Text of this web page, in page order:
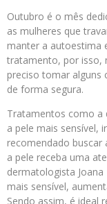
Outubro é o mês
as mulheres que
manter a autoestima
tratamento, por isso,
preciso tomar alguns
de forma segura.
Tratamentos como a
a pele mais sensível,
recomendado
a pele receba uma
dermatologista
mais sensível,
Sendo assim, é ideal